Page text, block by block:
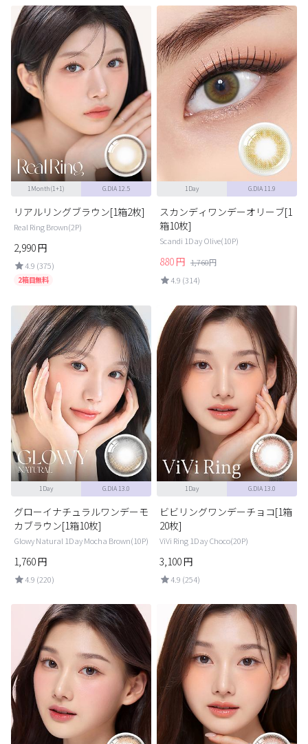
1Month(1+1) G.DIA 12.5
リアルリングブラウン[1箱2枚]
Real Ring Brown(2P)
2,990円
4.9 (375)
2箱目無料
1Day G.DIA 11.9
スカンディワンデーオリーブ[1
箱10枚]
Scandi 1Day Olive(10P)
880 円 1,760円
4.9 (314)
1Day G.DIA 13.0
グローイナチュラルワンデーモ
カブラウン[1箱10枚]
Glowy Natural 1Day Mocha Brown(10P)
1,760円
4.9 (220)
1Day G.DIA 13.0
ビビリングワンデーチョコ[1箱
20枚]
ViVi Ring 1Day Choco(20P)
3,100円
4.9 (254)